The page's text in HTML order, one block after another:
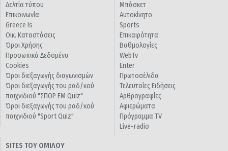
Δελτία τύπου
Επικοινωνία
Greece Is
Οικ. Καταστάσεις
Όροι Χρήσης
Προσωπικά Δεδομένα
Cookies
Όροι διεξαγωγής διαγωνισμών
Όροι διεξαγωγής του ραδ/κού
παιχνιδιού "ΣΠΟΡ FM Quiz"
Όροι διεξαγωγής του ραδ/κού
παιχνιδιού "Sport Quiz"
Μπάσκετ
Αυτοκίνητο
Sports
Επικαιρότητα
Βαθμολογίες
WebTv
Enter
Πρωτοσέλιδα
Τελευταίες Ειδήσεις
Αρθρογραφίες
Αφιερώματα
Πρόγραμμα TV
Live-radio
SITES ΤΟΥ ΟΜΙΛΟΥ